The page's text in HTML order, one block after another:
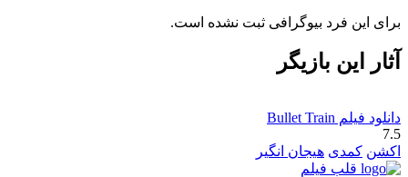
برای این فرد بیوگرافی ثبت نشده است.
آثار این بازیگر
دانلود فیلم Bullet Train
7.5
اکشن کمدی هیجان انگیر
قلب فیلم